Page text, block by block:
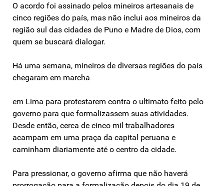
O acordo foi assinado pelos mineiros artesanais de
cinco regiões do país, mas não inclui aos mineiros da
região sul das cidades de Puno e Madre de Dios, com
quem se buscará dialogar.
Há uma semana, mineiros de diversas regiões do país
chegaram em marcha
em Lima para protestarem contra o ultimato feito pelo
governo para que formalizassem suas atividades.
Desde então, cerca de cinco mil trabalhadores
acampam em uma praça da capital peruana e
caminham diariamente até o centro da cidade.
Para pressionar, o governo afirma que não haverá